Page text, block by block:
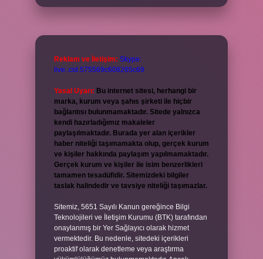
Reklam ve İletişim: Skype:
live:.cid.575569c608265c69
Yasal Uyarı: Bu internet sitesi, herhangi bir
marka, kurum veya şahıs şirketi ile hiçbir
bağlantısı bulunmamaktadır. Sitede yalnızca
kendi hazırladığımız makaleler
paylaşılmaktadır. Burada yer alan içerikler
haber niteliği taşımamakta olup, gerçek kurum
ve kişiler hakkında paylaşım yapılmamaktadır.
Gerçek kurum ve kişiler ile isim benzerlikleri
tamamen tesadüfidir. Sitemizdeki bilgiler
taslak halindedir ve tavsiye niteliği taşımazlar.
Sitemiz, 5651 Sayılı Kanun gereğince Bilgi
Teknolojileri ve İletişim Kurumu (BTK) tarafından
onaylanmış bir Yer Sağlayıcı olarak hizmet
vermektedir. Bu nedenle, sitedeki içerikleri
proaktif olarak denetleme veya araştırma